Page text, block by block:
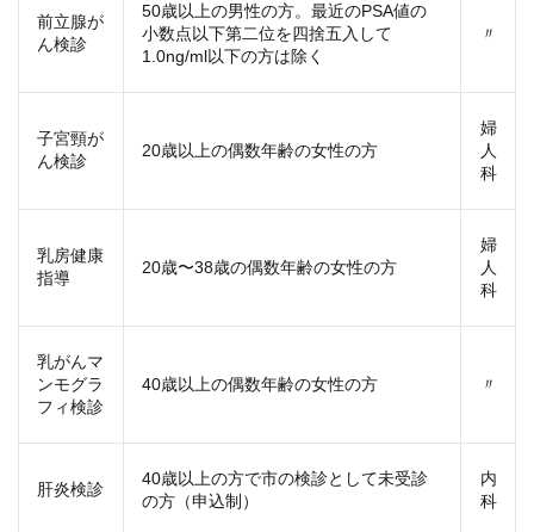
前立腺が
ん検診
50歳以上の男性の方。最近のPSA値の
小数点以下第二位を四捨五入して
1.0ng/ml以下の方は除く
〃
子宮頸が
ん検診
20歳以上の偶数年齢の女性の方
婦
人
科
乳房健康
指導
20歳〜38歳の偶数年齢の女性の方
婦
人
科
乳がんマ
ンモグラ
フィ検診
40歳以上の偶数年齢の女性の方 〃
肝炎検診
40歳以上の方で市の検診として未受診
の方（申込制）
内
科